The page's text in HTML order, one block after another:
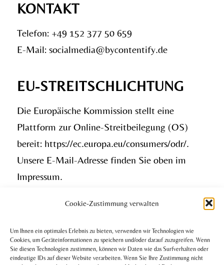
Cookie-Zustimmung verwalten
Um Ihnen ein optimales Erlebnis zu bieten, verwenden wir Technologien wie
Cookies, um Geräteinformationen zu speichern und/oder darauf zuzugreifen. Wenn
Sie diesen Technologien zustimmen, können wir Daten wie das Surfverhalten oder
eindeutige IDs auf dieser Website verarbeiten. Wenn Sie Ihre Zustimmung nicht
KONTAKT
Telefon: +49 152 377 50 659
E-Mail: socialmedia@bycontentify.de
EU-STREITSCHLICHTUNG
Die Europäische Kommission stellt eine
Plattform zur Online-Streitbeilegung (OS)
bereit: https://ec.europa.eu/consumers/odr/.
Unsere E-Mail-Adresse finden Sie oben im
Impressum.
VERBRAUCHER­STREIT­
BEILEGUNG/UNIVERSAL­
SCHLICHTUNGS­STELLE